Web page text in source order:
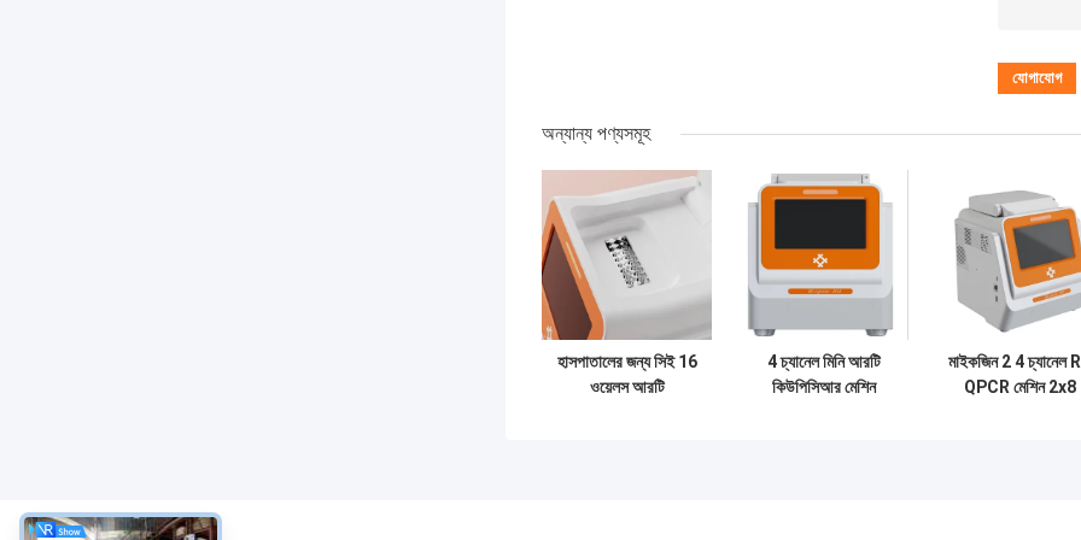
অন্যান্য পণ্যসমূহ
হাসপাতালের জন্য সিই 16
ওয়েলস আরটি
4 চ্যানেল মিনি আরটি
কিউপিসিআর মেশিন
মাইকজিন 2 4 চ্যানেল
QPCR মেশিন 2x8